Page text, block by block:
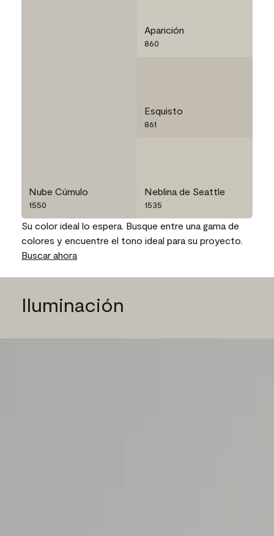
Nube Cúmulo
1550
Aparición
860
Esquisto
861
Neblina de Seattle
1535
Su color ideal lo espera. Busque entre una gama de
colores y encuentre el tono ideal para su proyecto.
Buscar ahora
Iluminación